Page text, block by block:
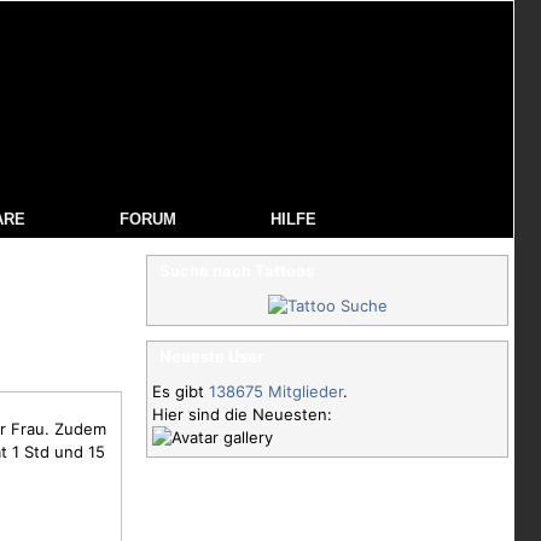
FORUM HILFE
Frau. Zudem
1 Std und 15
Es gibt 138675 Mitglieder.
Hier sind die Neuesten: